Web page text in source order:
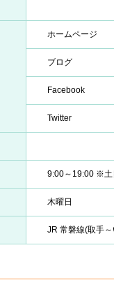
ホームページ
ブログ
Facebook
Twitter
9:00～19:00 ※土
木曜日
JR 常磐線(取手